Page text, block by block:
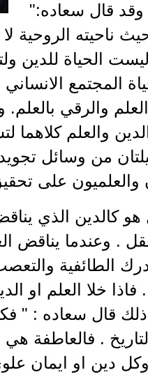
وقد قال سعاده:"
ناحيته الروحية
الحياة للدين
المجتمع الانساني
والرقي
والعلم كلاهما
من وسائل
والعلميون على
هو كالدين الذي
. وعندما يناقض
الطائفية
. فاذا خلا العلم او
ذلك قال سعاده : "
التاريخ . فالعاطفة
دين او ايمان